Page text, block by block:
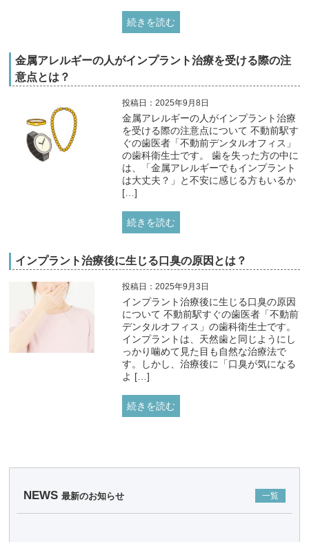
続きを読む
金属アレルギーの人がインプラント治療を受ける際の注
意点とは？
投稿日：2025年9月8日
金属アレルギーの人がインプラント治療
を受ける際の注意点について 不動前駅す
ぐの歯医者「不動前デンタルオフィス」
の歯科衛生士です。 歯を失った方の中に
は、「金属アレルギーでもインプラント
は大丈夫？」と不安に感じる方もいるか
[…]
続きを読む
インプラント治療後に生じる口臭の原因とは？
投稿日：2025年9月3日
インプラント治療後に生じる口臭の原因
について 不動前駅すぐの歯医者「不動前
デンタルオフィス」の歯科衛生士です。
インプラントは、天然歯と同じようにし
っかり噛めて見た目も自然な治療法で
す。しかし、治療後に「口臭が気になる
よ […]
続きを読む
NEWS 最新のお知らせ 一覧